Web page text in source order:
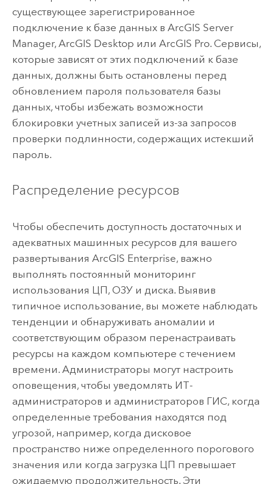
существующее зарегистрированное
подключение к базе данных в ArcGIS Server
Manager, ArcGIS Desktop или ArcGIS Pro. Сервисы,
которые зависят от этих подключений к базе
данных, должны быть остановлены перед
обновлением пароля пользователя базы
данных, чтобы избежать возможности
блокировки учетных записей из-за запросов
проверки подлинности, содержащих истекший
пароль.
Распределение ресурсов
Чтобы обеспечить доступность достаточных и
адекватных машинных ресурсов для вашего
развертывания ArcGIS Enterprise, важно
выполнять постоянный мониторинг
использования ЦП, ОЗУ и диска. Выявив
типичное использование, вы можете наблюдать
тенденции и обнаруживать аномалии и
соответствующим образом перенастраивать
ресурсы на каждом компьютере с течением
времени. Администраторы могут настроить
оповещения, чтобы уведомлять ИТ-
администраторов и администраторов ГИС, когда
определенные требования находятся под
угрозой, например, когда дисковое
пространство ниже определенного порогового
значения или когда загрузка ЦП превышает
ожидаемую продолжительность. Эти